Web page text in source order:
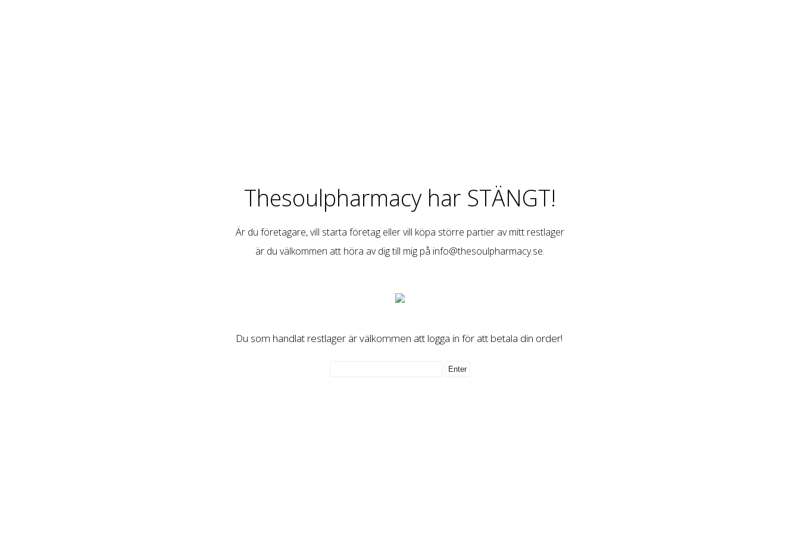
Thesoulpharmacy har STÄNGT!
Är du företagare, vill starta företag eller vill köpa större partier av mitt restlager
är du välkommen att höra av dig till mig på info@thesoulpharmacy.se.
Du som handlat restlager är välkommen att logga in för att betala din order!